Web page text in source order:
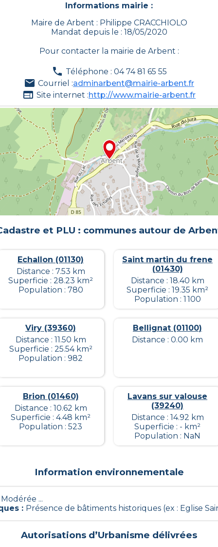
Informations mairie :
Maire de Arbent : Philippe CRACCHIOLO
Mandat depuis le : 18/05/2020
Pour contacter la mairie de Arbent :
Téléphone : 04 74 81 65 55
Courriel :adminarbent@mairie-arbent.fr
Site internet :http://www.mairie-arbent.fr
et PLU : communes autour de
Echallon (01130)
Distance : 7.53 km
Superficie : 28.23 km²
Population : 780
Saint martin du frene
(01430)
Distance : 18.40 km
Superficie : 19.35 km²
Population : 1 100
Viry (39360)
Distance : 11.50 km
Superficie : 25.54 km²
Population : 982
Bellignat (01100)
Distance : 0.00 km
Brion (01460)
Distance : 10.62 km
Superficie : 4.48 km²
Population : 523
Lavans sur valouse
(39240)
Distance : 14.92 km
Superficie : - km²
Population : NaN
Information environnementale
...
: Présence de bâtiments historiques (ex : Eglise
Autorisations d’Urbanisme délivrées